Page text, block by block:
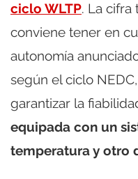
ciclo WLTP. La cifra
conviene tener en
autonomía
según el ciclo
garantizar la
equipada con un
temperatura y otro